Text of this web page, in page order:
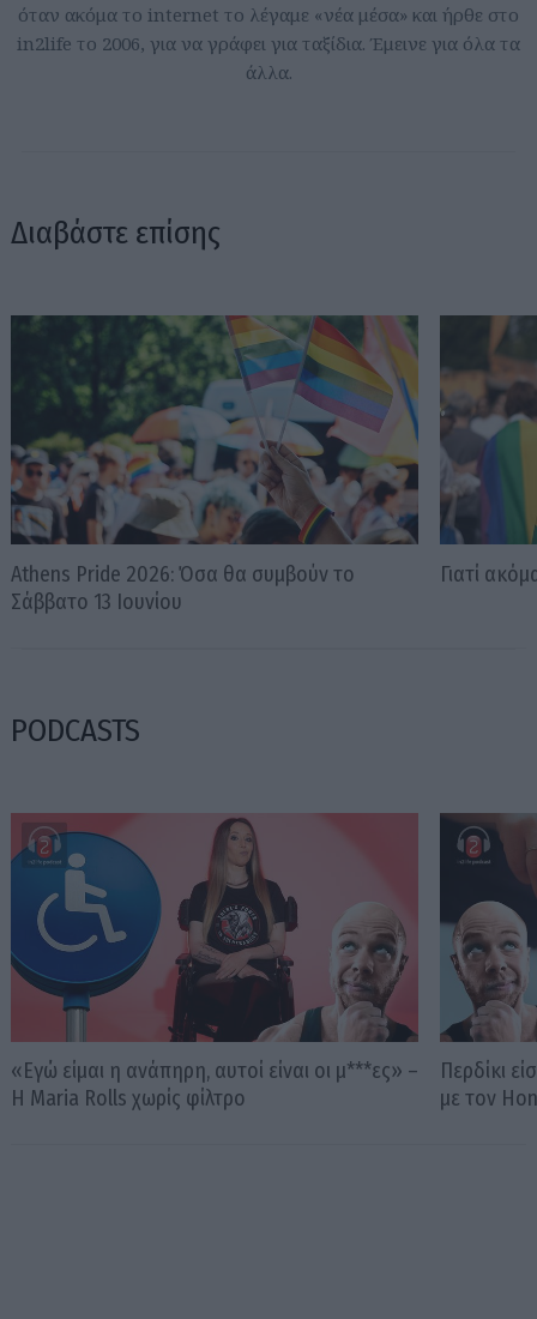
όταν ακόμα το internet το λέγαμε «νέα μέσα» και ήρθε στο
in2life το 2006, για να γράφει για ταξίδια. Έμεινε για όλα τα
άλλα.
Διαβάστε επίσης
Athens Pride 2026: Όσα θα συμβούν το
Σάββατο 13 Ιουνίου
Γιατί
PODCASTS
«Εγώ είμαι η ανάπηρη, αυτοί είναι οι μ***ες» –
Η Maria Rolls χωρίς φίλτρο
Περδίκι
με τον